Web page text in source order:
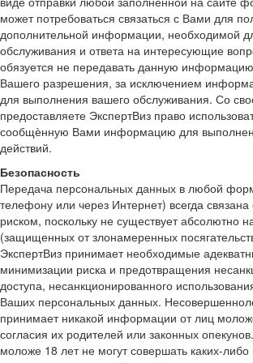
может потребоваться связаться с Вами для
дополнительной информации, необходимой
обслуживания и ответа на интересующие
обязуется не передавать данную
Вашего разрешения, за исключением
для выполнения вашего обслуживания. Со
предоставляете ЭкспертВиз право
сообщѐнную Вами информацию для
действий.
Безопасность
Передача персональных данных в любой
телефону или через Интернет) всегда
риском, поскольку не существует абсолютно
(защищенных от злонамеренных
ЭкспертВиз принимает необходимые
минимизации риска и предотвращения
доступа, несанкционированного
Ваших персональных данных.
принимает никакой информации от лиц
согласия их родителей или законных
моложе 18 лет не могут совершать каких-